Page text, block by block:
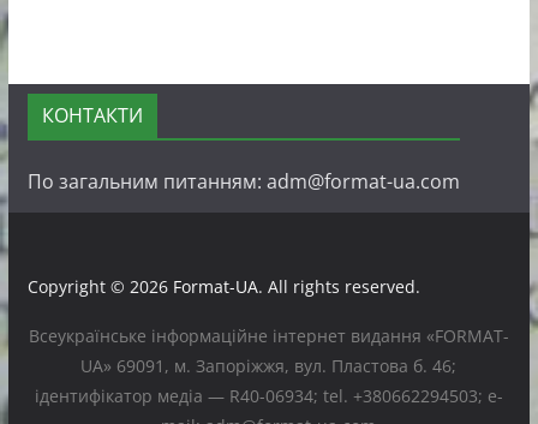
КОНТАКТИ
По загальним питанням: adm@format-ua.com
Copyright © 2026 Format-UA. All rights reserved.
Всеукраїнське інформаційне інтернет видання «FORMAT-
UA» 69091, м. Запоріжжя, вул. Пластова б. 46;
ідентифікатор медіа — R40-06934; tel. +380662294503; e-